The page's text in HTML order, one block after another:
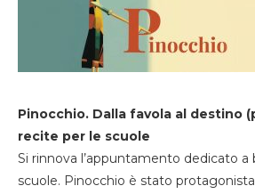
Pinocchio. Dalla favola al destino
recite per le scuole
Si rinnova l’appuntamento dedicato a
scuole. Pinocchio è stato